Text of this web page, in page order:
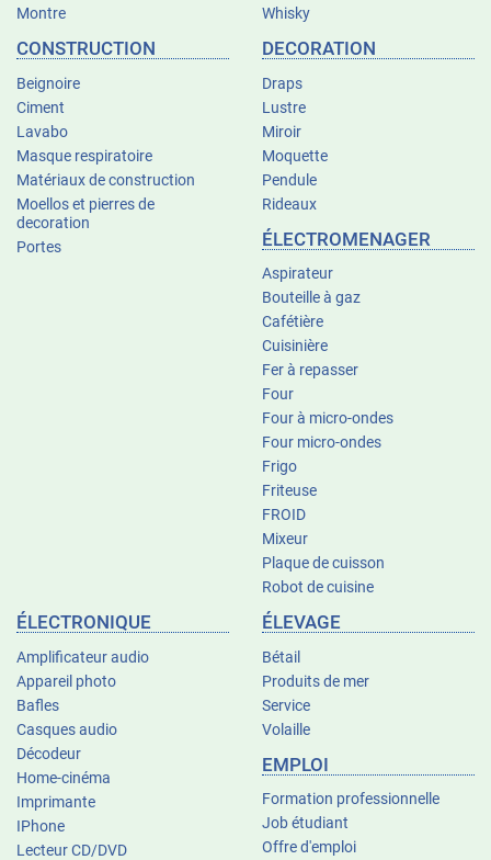
Montre
Whisky
CONSTRUCTION
Beignoire
Ciment
Lavabo
Masque respiratoire
Matériaux de construction
Moellos et pierres de
decoration
Portes
DECORATION
Draps
Lustre
Miroir
Moquette
Pendule
Rideaux
ÉLECTROMENAGER
Aspirateur
Bouteille à gaz
Cafétière
Cuisinière
Fer à repasser
Four
Four à micro-ondes
Four micro-ondes
Frigo
Friteuse
FROID
Mixeur
Plaque de cuisson
Robot de cuisine
ÉLECTRONIQUE
Amplificateur audio
Appareil photo
Bafles
Casques audio
Décodeur
Home-cinéma
Imprimante
IPhone
Lecteur CD/DVD
ÉLEVAGE
Bétail
Produits de mer
Service
Volaille
EMPLOI
Formation professionnelle
Job étudiant
Offre d'emploi